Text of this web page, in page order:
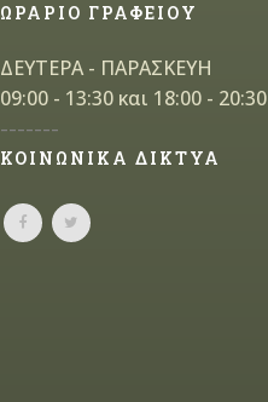
ΩΡΑΡΙΟ ΓΡΑΦΕΙΟΥ
ΔΕΥΤΕΡΑ - ΠΑΡΑΣΚΕΥΗ
09:00 - 13:30 και 18:00 - 20:30
-------
ΚΟΙΝΩΝΙΚΑ ΔΙΚΤΥΑ